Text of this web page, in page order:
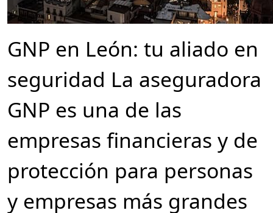
GNP en León: tu aliado en
seguridad La aseguradora
GNP es una de las
empresas financieras y de
protección para personas
y empresas más grandes